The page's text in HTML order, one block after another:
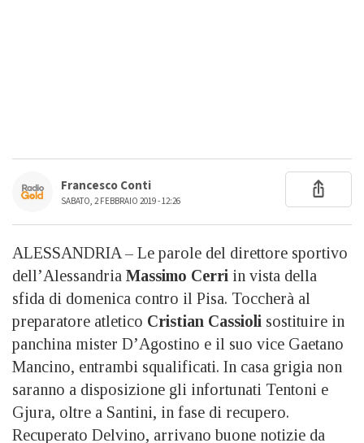
Francesco Conti
SABATO, 2 FEBBRAIO 2019 - 12:26
ALESSANDRIA – Le parole del direttore sportivo
dell’Alessandria Massimo Cerri in vista della
sfida di domenica contro il Pisa. Toccherà al
preparatore atletico Cristian Cassioli sostituire in
panchina mister D’Agostino e il suo vice Gaetano
Mancino, entrambi squalificati. In casa grigia non
saranno a disposizione gli infortunati Tentoni e
Gjura, oltre a Santini, in fase di recupero.
Recuperato Delvino, arrivano buone notizie da